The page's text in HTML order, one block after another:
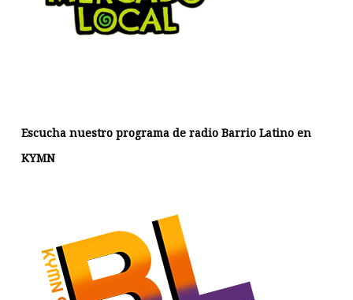
Escucha nuestro programa de radio Barrio Latino en
KYMN